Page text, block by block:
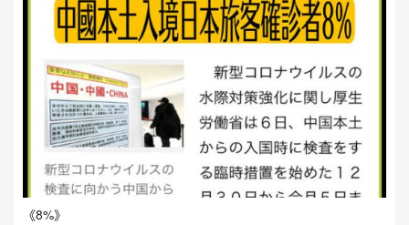
《8%》